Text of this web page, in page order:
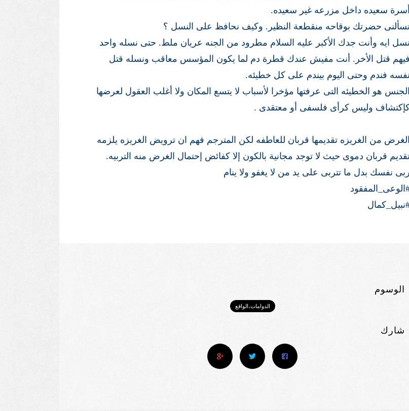
أسرة سعيده داخل مزرعه غير سعيده.
حضرتك بوقاحه منقطعة النظير. وكيف نحافظ على النسل ؟
نسل ايه وأنت جدك الأكبر عليه السلام مطرود من الجنه عريان ملط. حتى نسله واحد
فيهم قتل الأخر. أنت مفيش عندك قطرة دم لما يكون المؤسس معاقب ونسله قتل
نفسه فندم وحتى اليوم بيندم على كل خطيئه.
الجنس هو الخطيئه التى عرفتها مؤخرا لأسباب لا يتسع المكان ولا أغلب العقول لعرضها
وليس كرأى فلسفى أو معتقدى .
الغرض من الغريزه تقديمها قربان للعاطفه لكن المترجم فهم ان ترويض الغريزه يلزمه
قربان دموى حيث لا توجد مجانية بالكون إلا كفائض إحتمال الغرض منه التربيه.
ربى نفسك بدل ما تتربى على يد من لا يغفو ولا ينام
الوسوم
الدوامات،الواقع
شارك